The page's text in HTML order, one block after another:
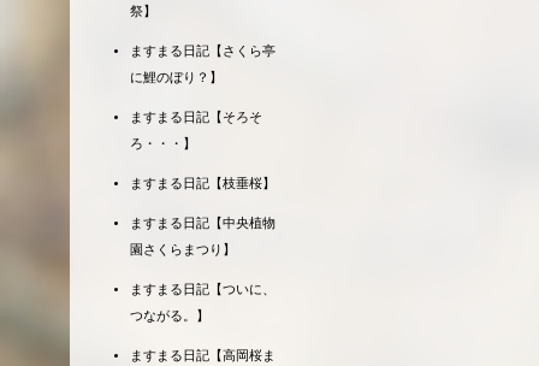
祭】
ますまる日記【さくら亭
に鯉のぼり？】
ますまる日記【そろそ
ろ・・・】
ますまる日記【枝垂桜】
ますまる日記【中央植物
園さくらまつり】
ますまる日記【ついに、
つながる。】
ますまる日記【高岡桜ま